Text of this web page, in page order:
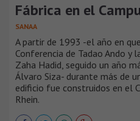
Fábrica en el
SANAA
A partir de 1993 -el año en
Conferencia de Tadao Ando y
Zaha Hadid, seguido un año
Álvaro Siza- durante más de
edificio fue construidos en el
Rhein.